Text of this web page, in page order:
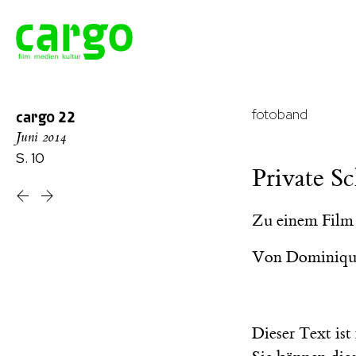
cargo 22
Juni 2014
S. 10
fotoband
Private
Zu einem
Von
Dieser Text ist